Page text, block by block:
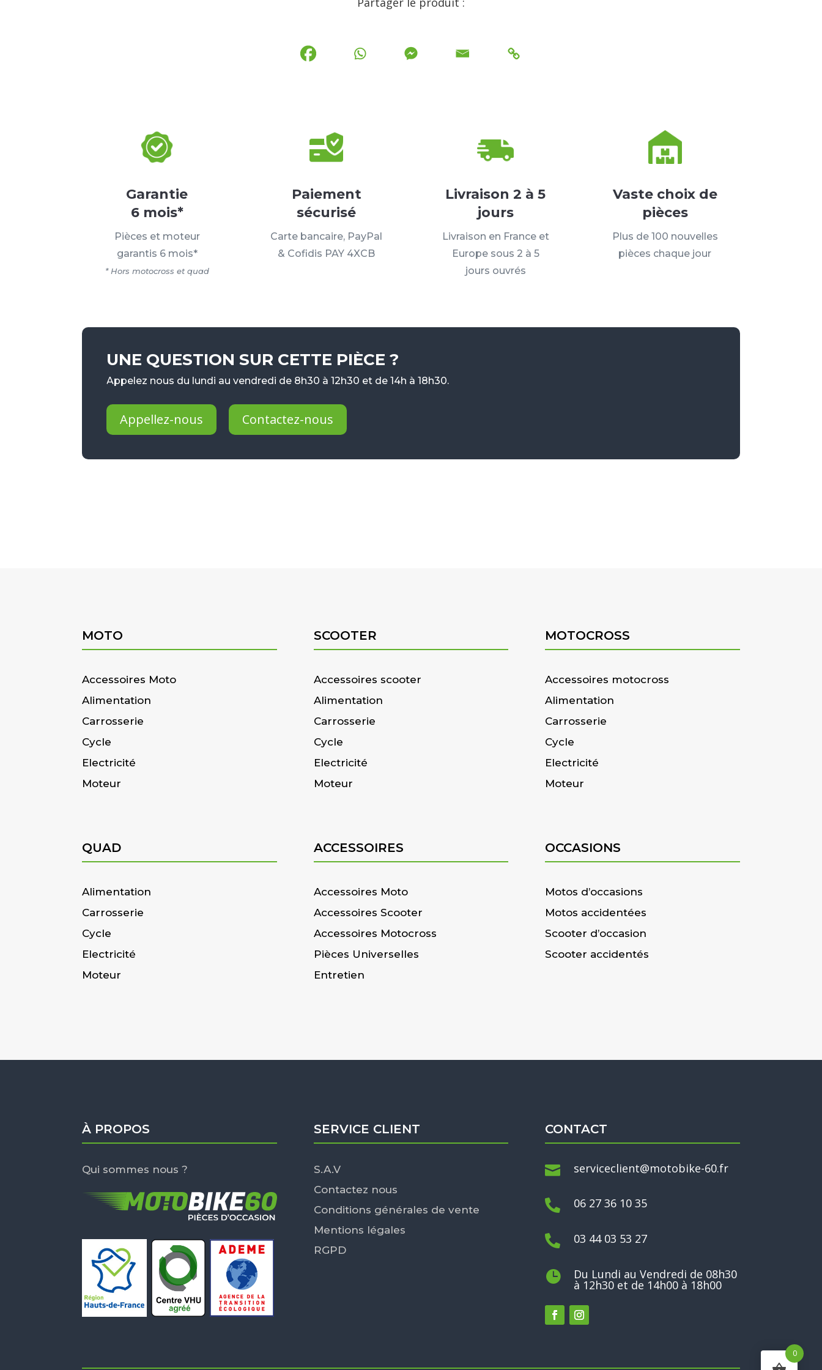
Garantie
6 mois*
Pièces et moteur
garantis 6 mois*
* Hors motocross et quad
Paiement
sécurisé
Carte bancaire, PayPal
& Cofidis PAY 4XCB
Livraison 2 à 5
jours
Livraison en France et
Europe sous 2 à 5
jours ouvrés
Vaste choix de
pièces
Plus de 100 nouvelles
pièces chaque jour
UNE QUESTION SUR CETTE PIÈCE ?
Appelez nous du lundi au vendredi de 8h30 à 12h30 et de 14h à 18h30.
Appellez-nous Contactez-nous
MOTO
Accessoires Moto
Alimentation
Carrosserie
Cycle
Electricité
Moteur
SCOOTER
Accessoires scooter
Alimentation
Carrosserie
Cycle
Electricité
Moteur
MOTOCROSS
Accessoires motocross
Alimentation
Carrosserie
Cycle
Electricité
Moteur
QUAD
Alimentation
Carrosserie
Cycle
Electricité
Moteur
ACCESSOIRES
Accessoires Moto
Accessoires Scooter
Accessoires Motocross
Pièces Universelles
Entretien
OCCASIONS
Motos d’occasions
Motos accidentées
Scooter d’occasion
Scooter accidentés
À PROPOS
Qui sommes nous ?
SERVICE CLIENT
S.A.V
Contactez nous
Conditions générales de vente
Mentions légales
RGPD
CONTACT
 serviceclient@motobike-60.fr
 06 27 36 10 35
 03 44 03 53 27
 Du Lundi au Vendredi de 08h30
à 12h30 et de 14h00 à 18h00
0